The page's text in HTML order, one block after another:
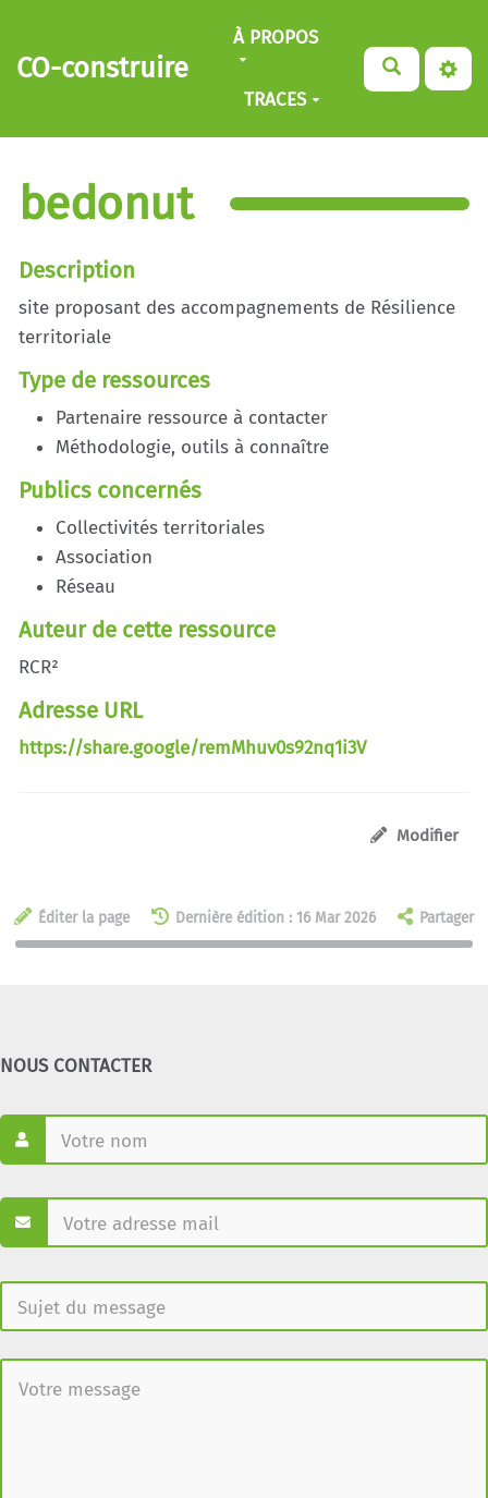
Aller au contenu principal
CO-construire
À PROPOS
TRACES
bedonut
Description
site proposant des accompagnements de Résilience
territoriale
Type de ressources
Partenaire ressource à contacter
Méthodologie, outils à connaître
Publics concernés
Collectivités territoriales
Association
Réseau
Auteur de cette ressource
RCR²
Adresse URL
https://share.google/remMhuv0s92nq1i3V
Modifier
Éditer la page Dernière édition : 16 Mar 2026 Partager
NOUS CONTACTER